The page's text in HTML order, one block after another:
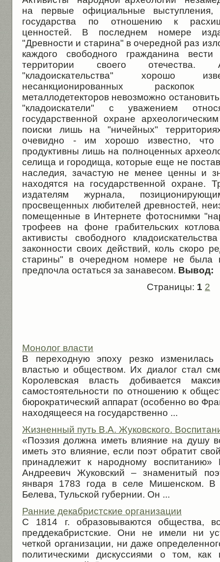
на первые официальные выступления,
государства по отношению к
ценностей. В последнем номере
"Древности и старина" в очередной раз
каждого свободного гражданина
территории своего отечества.
"кладоискательства" хорошо
несанкционированных
металлодетекторов невозможно
"кладоискатели" с уважением
государственной охране
поиски лишь на "ничейных"
очевидно - им хорошо известно, что
продуктивны лишь на полноценных
селища и городища, которые еще не
наследия, зачастую не менее ценны и
находятся на государственной охране.
издателям журнала,
просвещенных любителей древностей,
помещенные в Интернете фотоснимки
трофеев на фоне грабительских
активисты свободного
законности своих действий, коль скоро
старины" в очередном номере не была
предпочла остаться за занавесом. Вывод:
Страницы: 1 2
Монолог власти
В переходную эпоху резко изменилась
властью и обществом. Их диалог стал
Королевская власть добивается
самостоятельности по отношению к
бюрократический аппарат (особенно во
находя­щееся на государственно ...
Жизненный путь В.А. Жуковского.
«Поэзия должна иметь влияние на душу
иметь это влияние, если поэт обратит
принадлежит к народному
Андреевич Жуковский – знаменитый
января 1783 года в селе Мишенском. В
Белева, Тульской губернии. Он ...
Ранние декабристские организации
С 1814 г. образовываются общества,
преддекабристские. Они не имели ни
четкой организации, ни даже
политическими дискуссиями о том, как